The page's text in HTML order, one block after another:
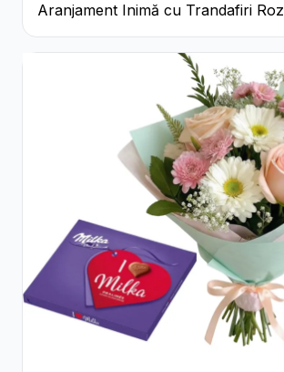
Aranjament Inimă cu Trandafiri Roz
și Gypsophila Albă